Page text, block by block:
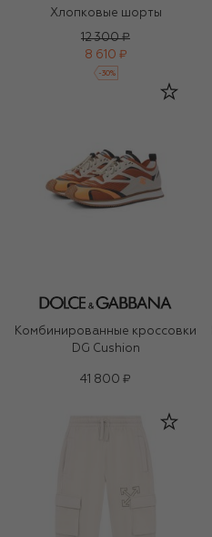
Хлопковые шорты
12 300 ₽
8 610 ₽
-30%
Комбинированные кроссовки
DG Cushion
41 800 ₽